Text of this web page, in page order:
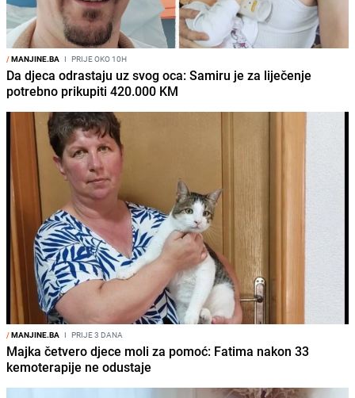
/MANJINE.BA I PRIJE OKO 10H
Da djeca odrastaju uz svog oca: Samiru je za liječenje
potrebno prikupiti 420.000 KM
/MANJINE.BA I PRIJE 3 DANA
Majka četvero djece moli za pomoć: Fatima nakon 33
kemoterapije ne odustaje